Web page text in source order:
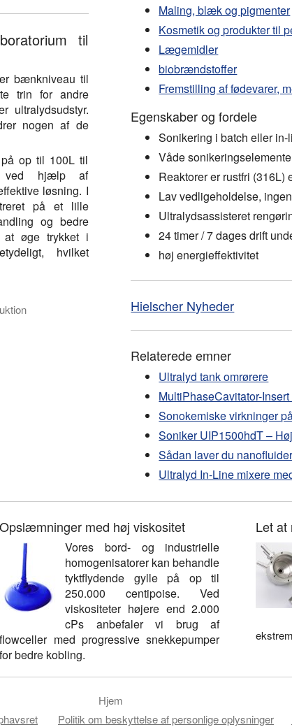
til
bænkniveau til
trin for andre
ultralydsudstyr.
nogen af de
op til 100L til
ved hjælp af
løsning. I
på et lille
og bedre
at øge trykket i
hvilket
Maling, blæk og pigmenter
Kosmetik og produkter til
Lægemidler
biobrændstoffer
Fremstilling af fødevarer,
Egenskaber og fordele
Sonikering i batch eller in-
Våde
Reaktorer er rustfri (316L)
Lav vedligeholdelse,
Ultralydsassisteret
24 timer / 7 dages drift
høj energieffektivitet
Hielscher Nyheder
Relaterede emner
Ultralyd tank omrørere
MultiPhaseCavitator-
Sonokemiske virkninger
Soniker UIP1500hdT –
Sådan laver du
Ultralyd In-Line mixere
Opslæmninger med høj viskositet
Vores bord- og industrielle
homogenisatorer kan behandle
tyktflydende gylle på op til
250.000 centipoise. Ved
viskositeter højere end 2.000
cPs anbefaler vi brug af
flowceller med progressive snekkepumper
for bedre kobling.
Let at
Hjem
Politik om beskyttelse af personlige oplysninger